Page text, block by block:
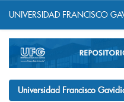
navigation
UNIVERSIDAD FRANCISCO
Universidad Francisco